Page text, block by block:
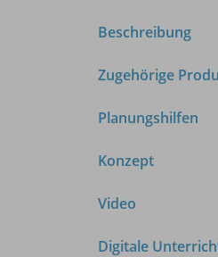
Beschreibung
Zugehörige
Planungshilfen
Konzept
Video
Digitale